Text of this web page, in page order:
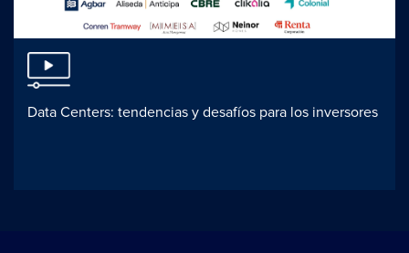
Data Centers: tendencias y desafíos para los inversores